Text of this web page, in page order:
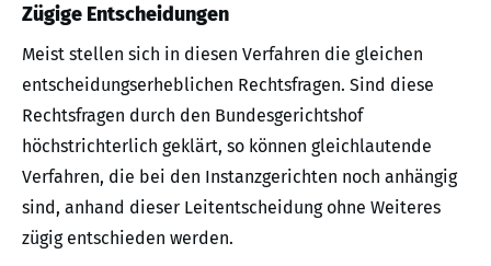
Zügige Entscheidungen
Meist stellen sich in diesen Verfahren die gleichen
entscheidungserheblichen Rechtsfragen. Sind diese
Rechtsfragen durch den Bundesgerichtshof
höchstrichterlich geklärt, so können gleichlautende
Verfahren, die bei den Instanzgerichten noch anhängig
sind, anhand dieser Leitentscheidung ohne Weiteres
zügig entschieden werden.